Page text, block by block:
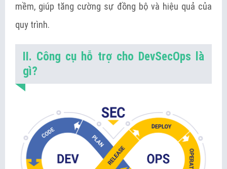
mềm, giúp tăng cường sự đồng bộ và hiệu quả của
quy trình.
II. Công cụ hỗ trợ cho DevSecOps là
gì?